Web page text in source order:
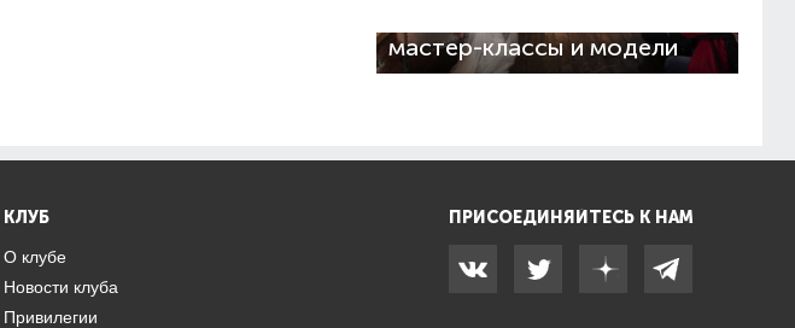
мастер-классы и модели
КЛУБ
О клубе
Новости клуба
Привилегии
ПРИСОЕДИНЯЙТЕСЬ К НАМ